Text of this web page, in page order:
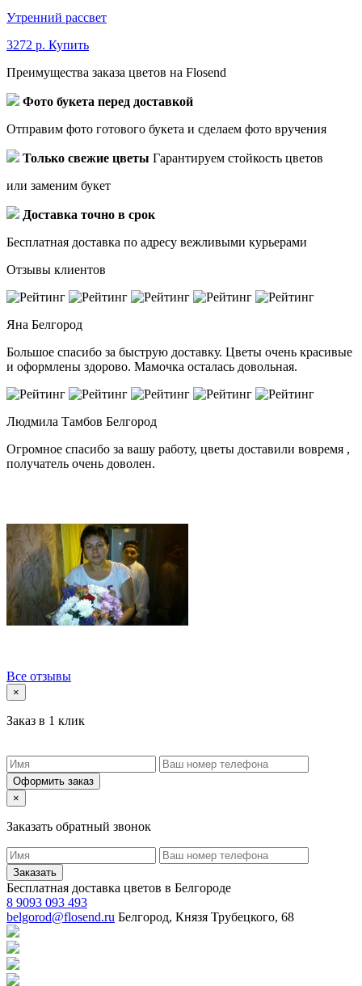
Утренний рассвет
3272 р. Купить
Преимущества заказа цветов на Flosend
Фото букета перед доставкой
Отправим фото готового букета и сделаем фото вручения
Только свежие цветы Гарантируем стойкость цветов
или заменим букет
Доставка точно в срок
Бесплатная доставка по адресу вежливыми курьерами
Отзывы клиентов
Яна Белгород
Большое спасибо за быструю доставку. Цветы очень красивые
и оформлены здорово. Мамочка осталась довольная.
Людмила Тамбов Белгород
Огромное спасибо за вашу работу, цветы доставили вовремя ,
получатель очень доволен.
Все отзывы
×
Заказ в 1 клик
Оформить заказ
×
Заказать обратный звонок
Заказать
Бесплатная доставка цветов в Белгороде
8 9093 093 493
belgorod@flosend.ru Белгород, Князя Трубецкого, 68